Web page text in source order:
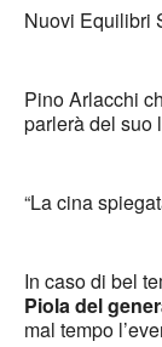
Nuovi Equilibri
Pino Arlacchi
parlerà del suo
“La cina
In caso di bel
Piola del
mal tempo